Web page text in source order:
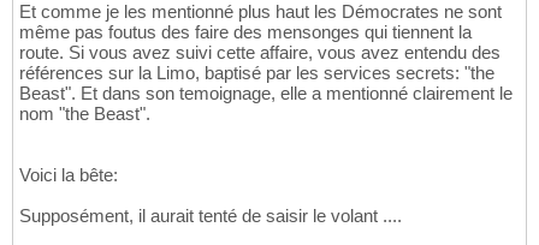
Et comme je les mentionné plus haut les Démocrates ne sont
même pas foutus des faire des mensonges qui tiennent la
route. Si vous avez suivi cette affaire, vous avez entendu des
références sur la Limo, baptisé par les services secrets: "the
Beast". Et dans son temoignage, elle a mentionné clairement le
nom "the Beast".
Voici la bête:
Supposément, il aurait tenté de saisir le volant ....